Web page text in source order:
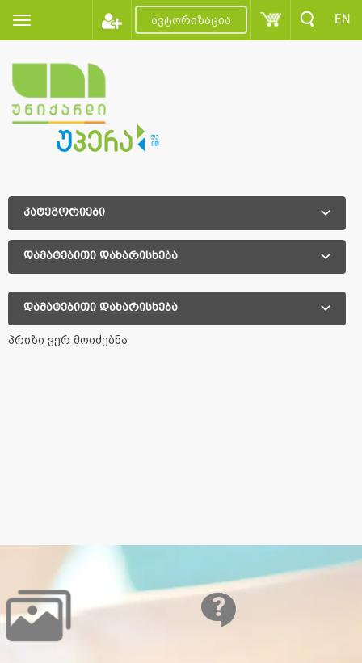
ავტორიზაცია EN
კატეგორიები
დამატებითი დახარისხება
დამატებითი დახარისხება
პრიზი ვერ მოიძებნა